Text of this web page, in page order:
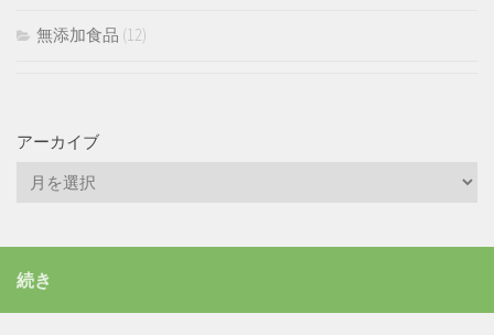
無添加食品 (12)
アーカイブ
続き